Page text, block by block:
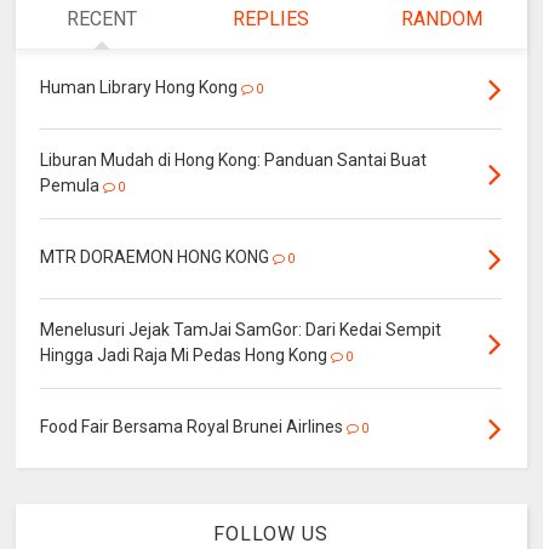
RECENT REPLIES RANDOM
Human Library Hong Kong 0
Liburan Mudah di Hong Kong: Panduan Santai Buat
Pemula
0
MTR DORAEMON HONG KONG 0
Menelusuri Jejak TamJai SamGor: Dari Kedai Sempit
Hingga Jadi Raja Mi Pedas Hong Kong
0
Food Fair Bersama Royal Brunei Airlines 0
FOLLOW US